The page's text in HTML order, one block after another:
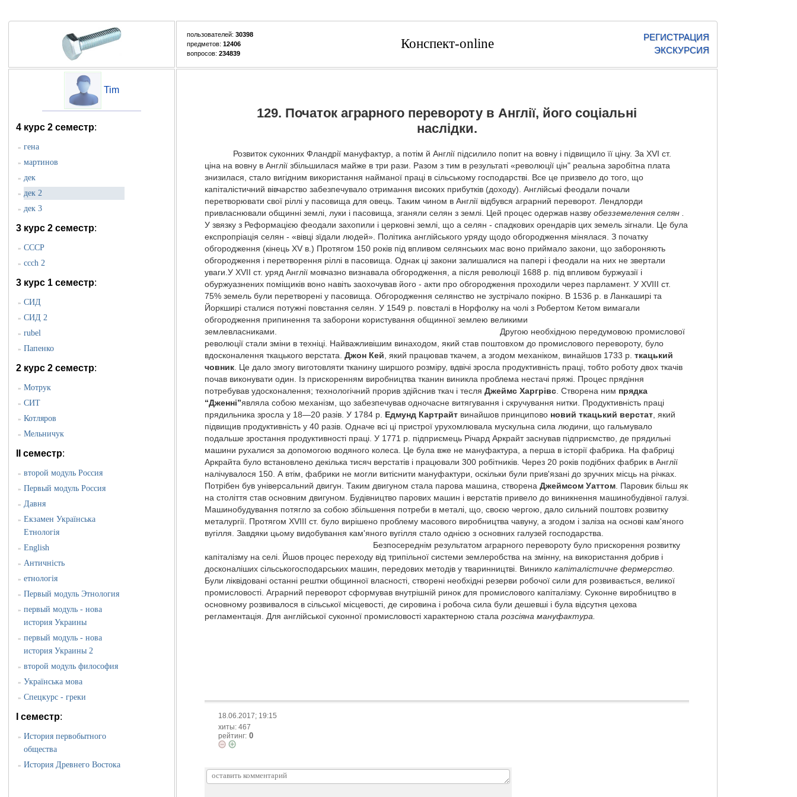
пользователей: 30398
предметов: 12406
вопросов: 234839
Конспект-online
РЕГИСТРАЦИЯ
ЭКСКУРСИЯ
Tim
4 курс 2 семестр:
» гена
» мартинов
» дек
» дек 2
» дек 3
3 курс 2 семестр:
» СССР
» ccch 2
3 курс 1 семестр:
» CИД
» СИД 2
» rubel
» Папенко
2 курс 2 семестр:
» Мотрук
» СИТ
» Котляров
» Мельничук
II семестр:
» второй модуль Россия
» Первый модуль Россия
» Давня
» Екзамен Українська
Етнологія
» English
» Античність
» етнологія
» Первый модуль Этнология
» первый модуль - нова
история Украины
» первый модуль - нова
история Украины 2
» второй модуль философия
» Українська мова
» Спецкурс - греки
I семестр:
» История первобытного
общества
» История Древнего Востока
129. Початок аграрного перевороту в Англії, його соціальні
наслідки.
Розвиток суконних Фландрії мануфактур, а потім й Англії підсилило попит на вовну і підвищило її ціну. За XVI ст.
ціна на вовну в Англії збільшилася майже в три рази. Разом з тим в результаті «революції цін" реальна заробітна плата
знизилася, стало вигідним використання найманої праці в сільському господарстві. Все це призвело до того, що
капіталістичний вівчарство забезпечувало отримання високих прибутків (доходу). Англійські феодали почали
перетворювати свої ріллі у пасовища для овець. Таким чином в Англії відбувся аграрний переворот. Лендлорди
привласнювали общинні землі, луки і пасовища, зганяли селян з землі. Цей процес одержав назву обезземелення селян .
У звязку з Реформацією феодали захопили і церковні землі, що а селян - спадкових орендарів цих земель зігнали. Це була
експропріація селян - «вівці зїдали людей». Політика англійського уряду щодо обгородження мінялася. З початку
обгородження (кінець XV в.) Протягом 150 років під впливом селянських мас воно приймало закони, що забороняють
обгородження і перетворення ріллі в пасовища. Однак ці закони залишалися на папері і феодали на них не звертали
уваги.У XVII ст. уряд Англії мовчазно визнавала обгородження, а після революції 1688 р. під впливом буржуазії і
обуржуазнених поміщиків воно навіть заохочував його - акти про обгородження проходили через парламент. У XVIII ст.
75% земель були перетворені у пасовища. Обгородження селянство не зустрічало покірно. В 1536 р. в Ланкаширі та
Йоркширі сталися потужні повстання селян. У 1549 р. повсталі в Норфолку на чолі з Робертом Кетом вимагали
обгородження припинення та заборони користування общинної землею великими
землевласниками. Другою необхідною передумовою промислової
революції стали зміни в техніці. Найважливішим винаходом, який став поштовхом до промислового перевороту, було
вдосконалення ткацького верстата. Джон Кей, який працював ткачем, а згодом механіком, винайшов 1733 р. ткацький
човник. Це дало змогу виготовляти тканину ширшого розміру, вдвічі зросла продуктивність праці, тобто роботу двох ткачів
почав виконувати один. Із прискоренням виробництва тканин виникла проблема нестачі пряжі. Процес прядіння
потребував удосконалення; технологічний прорив здійснив ткач і тесля Джеймс Харгрівс. Створена ним прядка
“Дженні”являла собою механізм, що забезпечував одночасне витягування і скручування нитки. Продуктивність праці
прядильника зросла у 18—20 разів. У 1784 р. Едмунд Картрайтвинайшов принципово новий ткацький верстат, який
підвищив продуктивність у 40 разів. Одначе всі ці пристрої урухомлювала мускульна сила людини, що гальмувало
подальше зростання продуктивності праці. У 1771 р. підприємець Річард Аркрайт заснував підприємство, де прядильні
машини рухалися за допомогою водяного колеса. Це була вже не мануфактура, а перша в історії фабрика. На фабриці
Аркрайта було встановлено декілька тисяч верстатів і працювали 300 робітників. Через 20 років подібних фабрик в Англії
налічувалося 150. А втім, фабрики не могли витіснити мануфактури, оскільки були прив'язані до зручних місць на річках.
Потрібен був універсальний двигун. Таким двигуном стала парова машина, створена Джеймсом Уаттом. Паровик більш як
на століття став основним двигуном. Будівництво парових машин і верстатів привело до виникнення машинобудівної галузі.
Машинобудування потягло за собою збільшення потреби в металі, що, своєю чергою, дало сильний поштовх розвитку
металургії. Протягом XVIIІ ст. було вирішено проблему масового виробництва чавуну, а згодом і заліза на основі кам'яного
вугілля. Завдяки цьому видобування кам'яного вугілля стало однією з основних галузей господарства.
Безпосереднім результатом аграрного перевороту було прискорення розвитку
капіталізму на селі. Йшов процес переходу від трипільної системи землеробства на змінну, на використання добрив і
досконаліших сільськогосподарських машин, передових методів у тваринництві. Виникло капіталістичне фермерство.
Були ліквідовані останні рештки общинної власності, створені необхідні резерви робочої сили для розвивається, великої
промисловості. Аграрний переворот сформував внутрішній ринок для промислового капіталізму. Суконне виробництво в
основному розвивалося в сільської місцевості, де сировина і робоча сила були дешевші і була відсутня цехова
регламентація. Для англійської суконної промисловості характерною стала розсіяна мануфактура.
18.06.2017; 19:15
хиты: 467
рейтинг: 0